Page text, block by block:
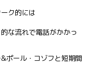
ク的には
な流れで電話がかかっ
ポール・コゾフと短期間